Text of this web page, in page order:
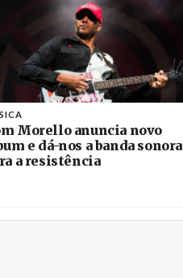
Morello anuncia novo
e dá-nos a banda sonora
a resistência